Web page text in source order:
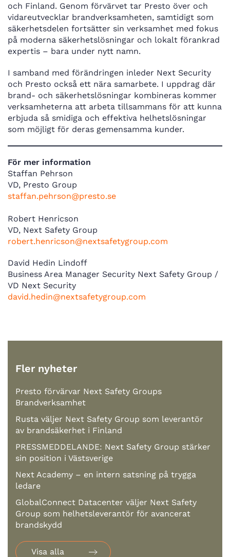
och Finland. Genom förvärvet tar Presto över och
vidareutvecklar brandverksamheten, samtidigt som
säkerhetsdelen fortsätter sin verksamhet med fokus
på moderna säkerhetslösningar och lokalt förankrad
expertis – bara under nytt namn.
I samband med förändringen inleder Next Security
och Presto också ett nära samarbete. I uppdrag där
brand- och säkerhetslösningar kombineras kommer
verksamheterna att arbeta tillsammans för att kunna
erbjuda så smidiga och effektiva helhetslösningar
som möjligt för deras gemensamma kunder.
För mer information
Staffan Pehrson
VD, Presto Group
staffan.pehrson@presto.se
Robert Henricson
VD, Next Safety Group
robert.henricson@nextsafetygroup.com
David Hedin Lindoff
Business Area Manager Security Next Safety Group /
VD Next Security
david.hedin@nextsafetygroup.com
Fler nyheter
Presto förvärvar Next Safety Groups
Brandverksamhet
Rusta väljer Next Safety Group som leverantör
av brandsäkerhet i Finland
PRESSMEDDELANDE: Next Safety Group stärker
sin position i Västsverige
Next Academy – en intern satsning på trygga
ledare
GlobalConnect Datacenter väljer Next Safety
Group som helhetsleverantör för avancerat
brandskydd
Visa alla